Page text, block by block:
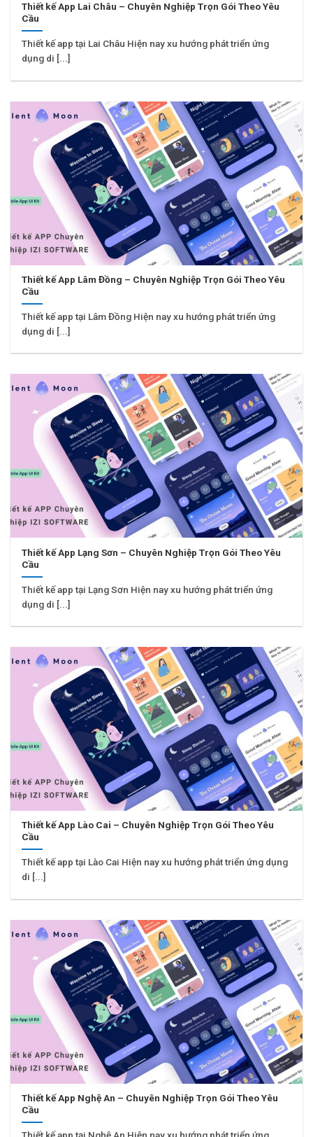
Thiết kế App Lai Châu – Chuyên Nghiệp Trọn Gói Theo Yêu
Cầu
Thiết kế app tại Lai Châu Hiện nay xu hướng phát triển ứng
dụng di [...]
Thiết kế App Lâm Đồng – Chuyên Nghiệp Trọn Gói Theo Yêu
Cầu
Thiết kế app tại Lâm Đồng Hiện nay xu hướng phát triển ứng
dụng di [...]
Thiết kế App Lạng Sơn – Chuyên Nghiệp Trọn Gói Theo Yêu
Cầu
Thiết kế app tại Lạng Sơn Hiện nay xu hướng phát triển ứng
dụng di [...]
Thiết kế App Lào Cai – Chuyên Nghiệp Trọn Gói Theo Yêu
Cầu
Thiết kế app tại Lào Cai Hiện nay xu hướng phát triển ứng dụng
di [...]
Thiết kế App Nghệ An – Chuyên Nghiệp Trọn Gói Theo Yêu
Cầu